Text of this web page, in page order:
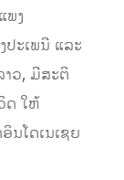
ງ
ະເພນີ ແລະ
ວ, ມີສະຕິ
ດ ໃຫ້
ນໂດເນເຊຍ